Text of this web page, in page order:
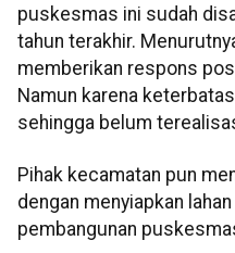
puskesmas ini sudah
tahun terakhir.
memberikan respons
Namun karena
sehingga belum
Pihak kecamatan pun
dengan menyiapkan
pembangunan